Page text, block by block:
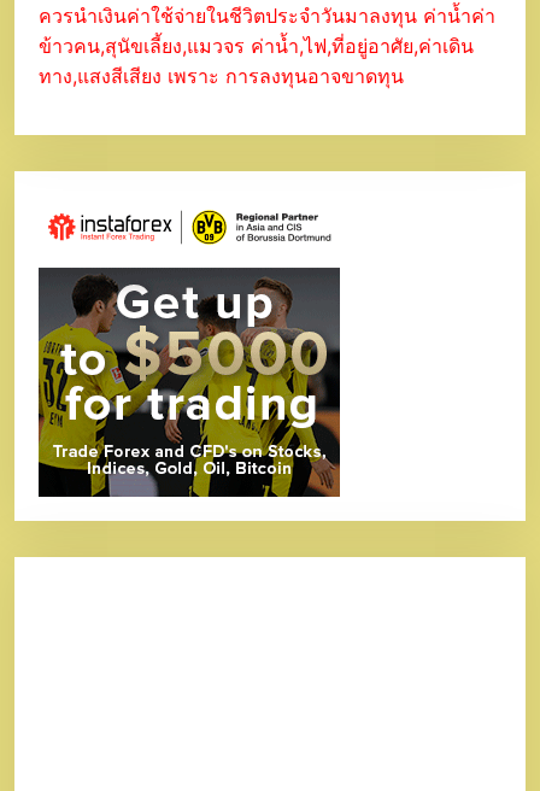
ควรนำเงินค่าใช้จ่ายในชีวิตประจำวันมาลงทุน ค่าน้ำค่า
ข้าวคน,สุนัขเลี้ยง,แมวจร ค่าน้ำ,ไฟ,ที่อยู่อาศัย,ค่าเดิน
ทาง,แสงสีเสียง เพราะ การลงทุนอาจขาดทุน